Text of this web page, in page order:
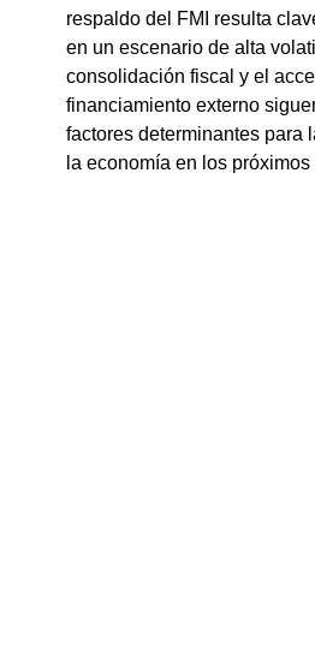
respaldo del FMI resulta
en un escenario de alta
consolidación fiscal y el
financiamiento externo
factores determinantes para
la economía en los próximos